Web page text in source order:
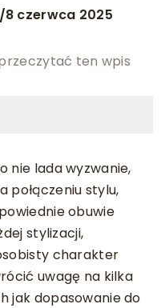
/8 czerwca 2025
ten wpis
nie lada wyzwanie,
połączeniu stylu,
obuwie
stylizacji,
charakter
uwagę na kilka
jak dopasowanie do